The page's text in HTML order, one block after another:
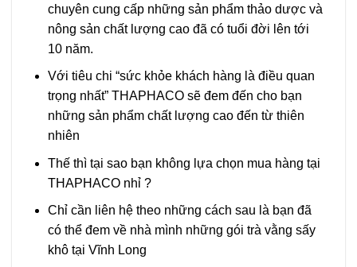
chuyên cung cấp những sản phẩm thảo dược và
nông sản chất lượng cao đã có tuổi đời lên tới
10 năm.
Với tiêu chi “sức khỏe khách hàng là điều quan
trọng nhất” THAPHACO sẽ đem đến cho bạn
những sản phẩm chất lượng cao đến từ thiên
nhiên
Thế thì tại sao bạn không lựa chọn mua hàng tại
THAPHACO nhỉ ?
Chỉ cần liên hệ theo những cách sau là bạn đã
có thể đem về nhà mình những gói trà vằng sấy
khô tại Vĩnh Long